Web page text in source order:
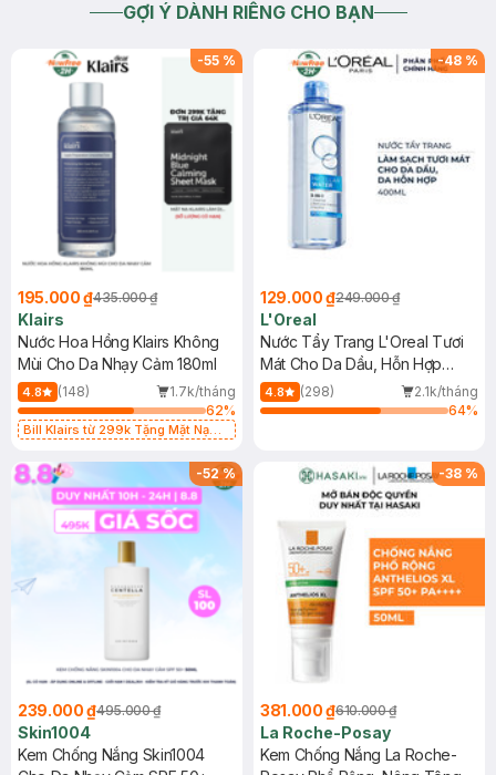
GỢI Ý DÀNH RIÊNG CHO BẠN
-55 %
195.000 ₫435.000 ₫
Klairs
Nước Hoa Hồng Klairs Không
Mùi Cho Da Nhạy Cảm 180ml
4.8 (148)
1.7k/tháng
62%
Bill Klairs từ 299k Tặng Mặt Nạ
25ml (SL Có Hạn)
-48 %
129.000 ₫249.000 ₫
L'Oreal
Nước Tẩy Trang L'Oreal Tươi
Mát Cho Da Dầu, Hỗn Hợp
400ml
4.8 (298)
2.1k/tháng
64%
-52%
239.000 ₫495.000 ₫
Skin1004
Kem Chống Nắng Skin1004
-38 %
381.000 ₫610.000 ₫
La Roche-Posay
Kem Chống Nắng La Roche-